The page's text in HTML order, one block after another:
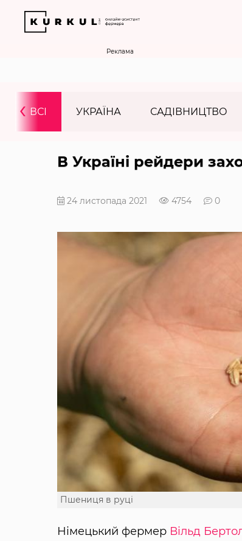
Реклама
ВСІ УКРАЇНА САДІВНИЦТВО
‹
В Україні рейдери
24 листопада 2021 4754 0
Пшениця в руці
Німецький фермер Вільд